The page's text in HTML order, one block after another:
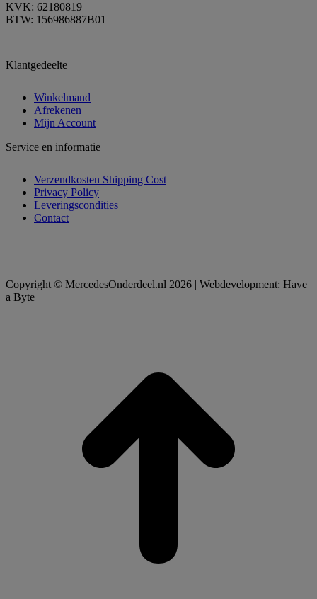
KVK: 62180819
BTW: 156986887B01
Klantgedeelte
Winkelmand
Afrekenen
Mijn Account
Service en informatie
Verzendkosten Shipping Cost
Privacy Policy
Leveringscondities
Contact
Copyright © MercedesOnderdeel.nl 2026 | Webdevelopment: Have
a Byte